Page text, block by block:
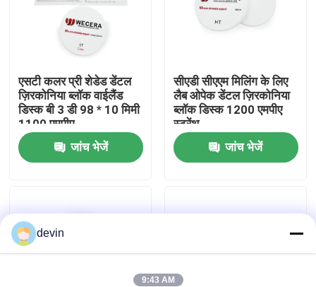
हमारे बारे में
कारखाने का दौरा
गुणवत्ता नियंत्रण
समाचार
एसटी कलर प्री शेडेड डेंटल
ज़िरकोनिया ब्लॉक वाईलैंड
डिस्क बी 3 डी 98 * 10 मिमी
1100 एमपीए
जांच भेजें
सीएडी सीएएम मिलिंग के लिए
लैब ओपेक डेंटल ज़िरकोनिया
ब्लॉक डिस्क 1200 एमपीए
स्ट्रेंथ
जांच भेजें
devin
9:43 AM